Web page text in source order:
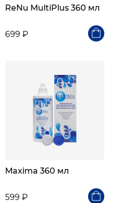
ReNu MultiPlus 360 мл
699 ₽
Maxima 360 мл
599 ₽